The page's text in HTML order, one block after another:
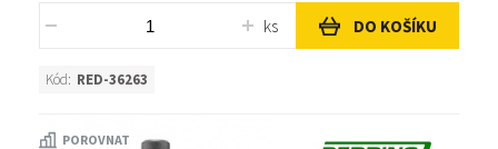
ks DO KOŠÍKU
Kód: RED-36263
POROVNAT